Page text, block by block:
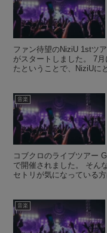
ファン待望のNiziU 1stツ
がスタートしました。 7
たということで、NiziUに
音楽
コブクロのライブツアー
で開催されました。 そん
セトリが気になっている
音楽